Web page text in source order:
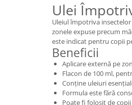
Ulei
Uleiul împotriva
zonele expuse precum
este indicat pentru copii
Beneficii
Aplicare externă pe
Flacon de 100 ml,
Conține uleiuri
Formula este fără
Poate fi folosit de